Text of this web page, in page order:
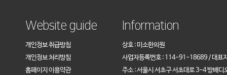
Website guide
개인정보 취급방침
개인정보 처리방침
홈페이지 이용약관
Information
상호 : 미소한의원
사업자등록번호 : 114-91-18689 / 대표
주소 : 서울시 서초구 서초대로 3-4 방배